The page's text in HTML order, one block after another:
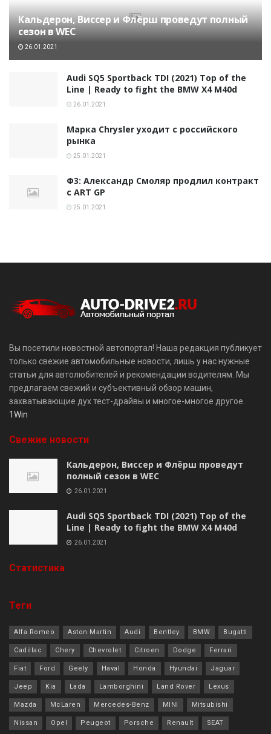
Кальдерон, Виссер и Флёрш проведут полный
сезон в WEC
26.01.2021
Audi SQ5 Sportback TDI (2021) Top of the
Line | Ready to fight the BMW X4 M40d
26.01.2021
Марка Chrysler уходит с российского
рынка
25.01.2021
Ф3: Александр Смоляр продлил контракт
с ART GP
25.01.2021
Вы посетили новостной автопортал! Наша редакция публикует
только свежие автомобильные новости, лишь у нас нужные
статьи для автолюбителей и рекомендации водителям. Мы
предлагаем свежий и субъективный обзор машин,
захватывающие дух тест-драйвы и многое-многое другое.
1Win
Свежие новости
Кальдерон, Виссер и Флёрш проведут
полный сезон в WEC
26.01.2021
Audi SQ5 Sportback TDI (2021) Top of the
Line | Ready to fight the BMW X4 M40d
26.01.2021
Cтатистика
Теги
Alfa Romeo Aston Martin Audi Bentley BMW Bugatti
Cadillac Chery Chevrolet Citroen Dodge Ferrari
Fiat Ford Geely Haval Honda Hyundai Jaguar
Jeep Kia Lada Lamborghini Land Rover Lexus
Mazda McLaren Mercedes-Benz MINI Mitsubishi
Nissan Opel Peugeot Porsche Renault SEAT